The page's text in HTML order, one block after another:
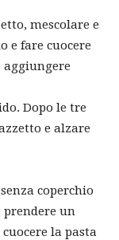
mescolare e
e fare cuocere
aggiungere
Dopo le tre
e alzare
coperchio
prendere un
la pasta